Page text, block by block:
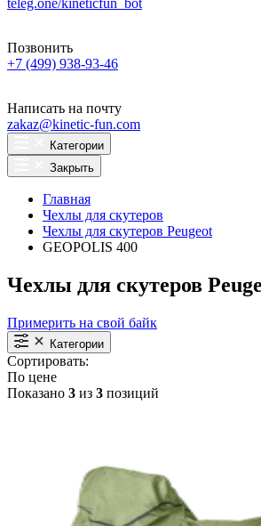
teleg.one/kineticfun_bot
Позвонить
+7 (499) 938-93-46
Написать на почту
zakaz@kinetic-fun.com
Категории
Закрыть
Главная
Чехлы для скутеров
Чехлы для скутеров Peugeot
GEOPOLIS 400
Чехлы для скутеров
Примерить на свой байк
Категории
Сортировать:
По цене
Показано 3 из 3 позиций